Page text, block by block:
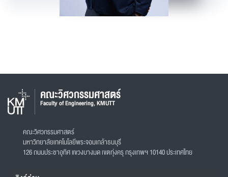
คณะวิศวกรรมศาสตร์
Faculty of Engineering, KMUTT
คณะวิศวกรรมศาสตร์
มหาวิทยาลัยเทคโนโลยีพระจอมเกล้าธนบุรี
126 ถนนประชาอุทิศ แขวงบางมด เขตทุ่งครุ กรุงเทพฯ 10140 ประเทศไทย